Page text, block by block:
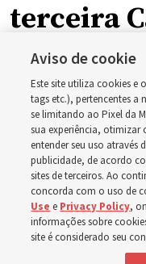
terceira
em
A dedicação do
a primeira realizada
7 agosto 2026, 2:40 p.m.
DISPONÍVEL EM: Inglês |
Aviso de cookie
Este site utiliza cookies e
tags etc.), pertencentes
se limitando ao Pixel da
sua experiência, otimizar
entender seu uso através
publicidade, de acordo
sites de terceiros. Ao
concorda com o uso de
Use e Privacy Policy,
informações sobre
site é considerado seu